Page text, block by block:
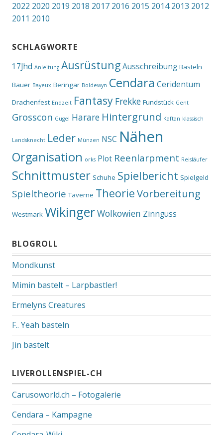
2022 2020 2019 2018 2017 2016 2015 2014 2013 2012
2011 2010
SCHLAGWORTE
17Jhd Anleitung Ausrüstung Ausschreibung Basteln
Bauer Bayeux Beringar Boldewyn Cendara Ceridentum
Drachenfest Endzeit Fantasy Frekke Fundstück Gent
Grosscon Gugel Harare Hintergrund Kaftan klassisch
Landsknecht Leder Münzen NSC Nähen
Organisation orks Plot Reenlarpment Reisläufer
Schnittmuster Schuhe Spielbericht Spielgeld
Spieltheorie Taverne TheorieVorbereitung
Westmark WikingerWolkowien Zinnguss
BLOGROLL
Mondkunst
Mimin bastelt – Larpbastler!
Ermelyns Creatures
F.. Yeah basteln
Jin bastelt
LIVEROLLENSPIEL-CH
Carusoworld.ch – Fotogalerie
Cendara – Kampagne